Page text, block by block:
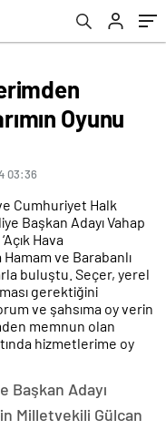
Oyunu
03:36
Cumhuriyet Halk
Başkan Adayı Vahap
Hava
ve Barabanlı
buluştu. Seçer, yerel
gerektiğini
ve şahsıma oy verin
memnun olan
hizmetlerime oy
Başkan Adayı
Milletvekili Gülcan